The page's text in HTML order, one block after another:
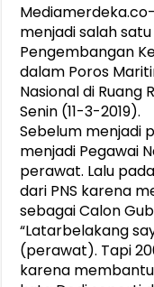
menjadi salah
Pengembangan
dalam Poros
Nasional di Ruang
Senin (11-3-2019).
Sebelum menjadi
menjadi Pegawai
perawat. Lalu
dari PNS karena
sebagai Calon
“Latarbelakang
(perawat). Tapi
karena